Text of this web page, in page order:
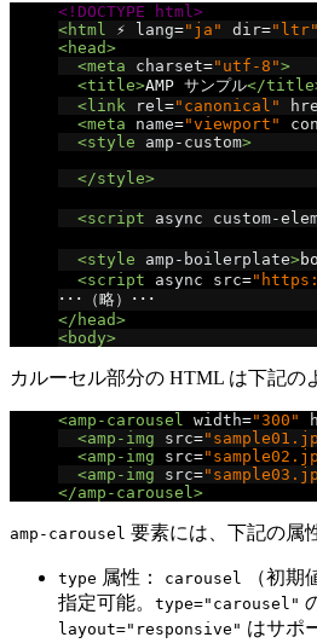
<!DOCTYPE html>
<html
⚡ lang="ja" dir="ltr"
<head>
<meta
charset="utf-8">
<title>AMP サンプル</
<link
rel ="canonical"
<meta
name="viewport"
<style
amp-custom>
</style>
<script
async custom-
<style
amp-boilerplate>
<script
async src=
･･･（略）･･･
</head>
<body>
カルーセル部分の HTML は下記の
<amp-carousel width="300"
<amp-img
src=
<amp-img
src=
<amp-img
src=
</amp-carousel>
amp-carousel 要素には、下記の属
type 属性： carousel （初期
指定可能。 type="carousel"
layout="responsive" はサポ